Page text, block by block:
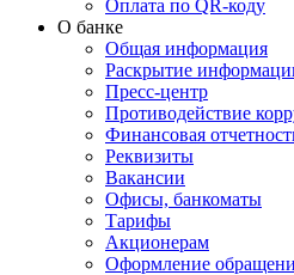
Оплата по QR-коду
О банке
Общая информация
Раскрытие
Пресс-центр
Противодействие
Финансовая
Реквизиты
Вакансии
Офисы, банкоматы
Тарифы
Акционерам
Оформление